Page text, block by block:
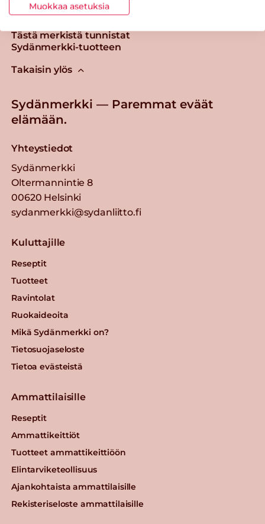
Tästä merkistä tunnistat
Sydänmerkki-tuotteen
Takaisin ylös
Sydänmerkki — Paremmat eväät
elämään.
Yhteystiedot
Sydänmerkki
Oltermannintie 8
00620 Helsinki
sydanmerkki@sydanliitto.fi
Kuluttajille
Reseptit
Tuotteet
Ravintolat
Ruokaideoita
Mikä Sydänmerkki on?
Tietosuojaseloste
Tietoa evästeistä
Ammattilaisille
Reseptit
Ammattikeittiöt
Tuotteet ammattikeittiöön
Elintarviketeollisuus
Ajankohtaista ammattilaisille
Rekisteriseloste ammattilaisille
Muokkaa asetuksia